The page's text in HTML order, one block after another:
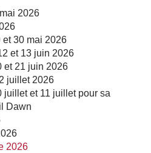
2026
30 mai 2026
et 13 juin 2026
et 21 juin 2026
juillet 2026
juillet et 11 juillet pour sa
Dawn
2026